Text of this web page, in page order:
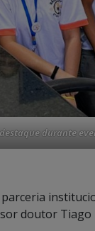
durante
doutor Tiago